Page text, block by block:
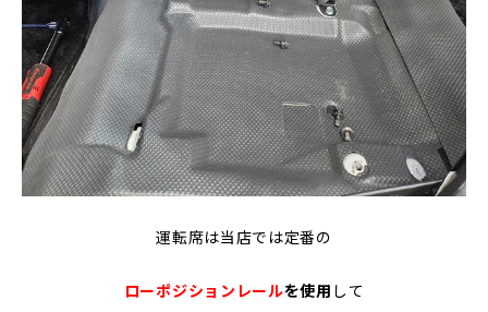
運転席は当店では定番の
ローポジションレールを使用 して